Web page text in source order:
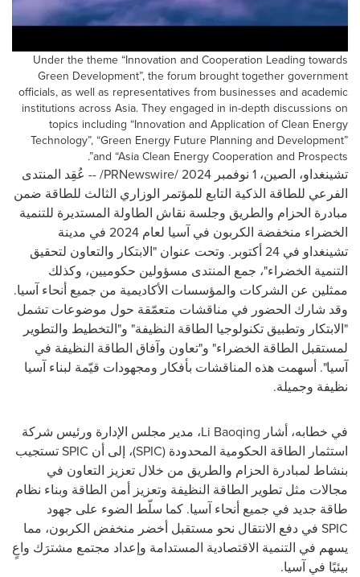
Under the theme “Innovation and Cooperation Leading towards
Green Development”, the forum brought together government
officials, as well as representatives from businesses and academic
institutions across Asia. They engaged in in-depth discussions on
topics including “Innovation and Application of Clean Energy
Technology”, “Green Energy Future Planning and Development”
and “Asia Clean Energy Cooperation and Prospects”.
تشينغداو، الصين، 1 نوفمبر 2024 / PRNewswire/ -- عُقِد المنتدى
الفرعي للطاقة الذكية التابع للمؤتمر الوزاري الثالث للطاقة ضمن
مبادرة الحزام والطريق وجلسة نقاش الطاولة المستديرة للتنمية
الخضراء منخفضة الكربون في آسيا لعام 2024 في مدينة
تشينغداو في 24 أكتوبر. وتحت عنوان "الابتكار والتعاون لتحقيق
التنمية الخضراء"، جمع المنتدى مسؤولين حكوميين، وكذلك
ممثلين عن الشركات والمؤسسات الأكاديمية من جميع أنحاء آسيا.
وقد شارك الحضور في مناقشات متعمّقة حول موضوعات تشمل
"الابتكار وتطبيق تكنولوجيا الطاقة النظيفة" و"التخطيط والتطوير
لمستقبل الطاقة الخضراء" و"تعاون وآفاق الطاقة النظيفة في
آسيا". أسهمت هذه المناقشات بأفكار ومجهودات قيّمة لبناء آسيا
نظيفة وجميلة.
في خطابه، أشار Li Baoqing، مدير مجلس الإدارة ورئيس شركة
استثمار الطاقة الحكومية المحدودة (SPIC)، إلى أن SPICتستجيب
بنشاط لمبادرة الحزام والطريق من خلال تعزيز التعاون في
مجالات مثل تطوير الطاقة النظيفة وتعزيز أمن الطاقة وبناء نظام
طاقة جديد في جميع أنحاء آسيا. كما سلّط الضوء على جهود
SPIC في دفع الانتقال نحو مستقبل أخضر منخفض الكربون، مما
يسهم في التنمية الاقتصادية المستدامة وإعداد مجتمع مشترَك واعٍ
بيئيًا في آسيا.